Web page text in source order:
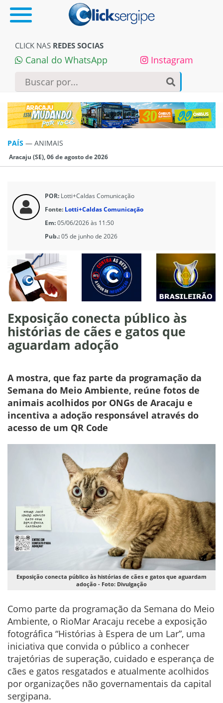
CLICK NAS REDES SOCIAS
Canal do WhatsApp Instagram
PAÍS — ANIMAIS
Aracaju (SE), 06 de agosto de 2026
POR: Lotti+Caldas Comunicação
Fonte: Lotti+Caldas Comunicação
Em:05/06/2026 às 11:50
Pub.:05 de junho de 2026
Exposição conecta público às
histórias de cães e gatos que
aguardam adoção
A mostra, que faz parte da programação da
Semana do Meio Ambiente, reúne fotos de
animais acolhidos por ONGs de Aracaju e
incentiva a adoção responsável através do
acesso de um QR Code
Exposição conecta público às histórias de cães e gatos que aguardam
adoção - Foto: Divulgação
Como parte da programação da Semana do Meio
Ambiente, o RioMar Aracaju recebe a exposição
fotográfica “Histórias à Espera de um Lar”, uma
iniciativa que convida o público a conhecer
trajetórias de superação, cuidado e esperança de
cães e gatos resgatados e atualmente acolhidos
por organizações não governamentais da capital
sergipana.